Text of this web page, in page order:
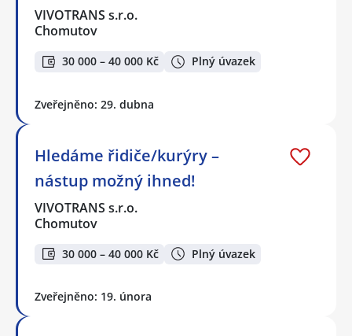
VIVOTRANS s.r.o.
Chomutov
30 000 – 40 000 Kč Plný úvazek
Zveřejněno: 29. dubna
Hledáme řidiče/kurýry –
nástup možný ihned!
VIVOTRANS s.r.o.
Chomutov
30 000 – 40 000 Kč Plný úvazek
Zveřejněno: 19. února